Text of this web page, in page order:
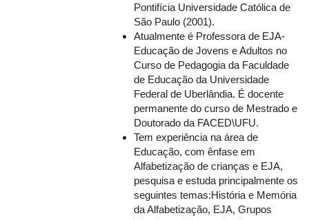
Pontifícia Universidade Católica de
São Paulo (2001).
Atualmente é Professora de EJA-
Educação de Jovens e Adultos no
Curso de Pedagogia da Faculdade
de Educação da Universidade
Federal de Uberlândia. É docente
permanente do curso de Mestrado e
Doutorado da FACED\UFU.
Tem experiência na área de
Educação, com ênfase em
Alfabetização de crianças e EJA,
pesquisa e estuda principalmente os
seguintes temas:História e Memória
da Alfabetização, EJA, Grupos